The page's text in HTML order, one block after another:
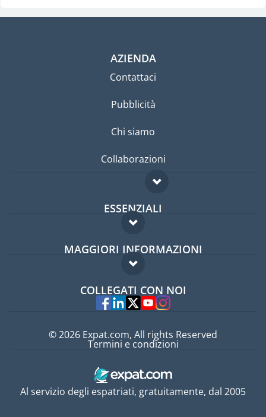
AZIENDA
Contattaci
Pubblicità
Chi siamo
Collaborazioni
ESSENZIALI
Forum per expat
Guida per expat
MAGGIORI INFORMAZIONI
Domande frequenti
Esperti
COLLEGATI CON NOI
Al servizio degli espatriati, gratuitamente, dal 2005
© 2026 Expat.com, All rights Reserved
Termini e condizioni